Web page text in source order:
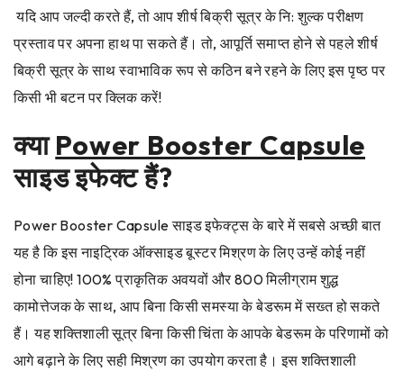
यदि आप जल्दी करते हैं, तो आप शीर्ष बिक्री सूत्र के नि: शुल्क परीक्षण
प्रस्ताव पर अपना हाथ पा सकते हैं। तो, आपूर्ति समाप्त होने से पहले शीर्ष
बिक्री सूत्र के साथ स्वाभाविक रूप से कठिन बने रहने के लिए इस पृष्ठ पर
किसी भी बटन पर क्लिक करें!
क्याPower Booster Capsule
साइड इफेक्ट हैं?
Power Booster Capsule साइड इफेक्ट्स के बारे में सबसे अच्छी बात
यह है कि इस नाइट्रिक ऑक्साइड बूस्टर मिश्रण के लिए उन्हें कोई नहीं
होना चाहिए! 100% प्राकृतिक अवयवों और 800 मिलीग्राम शुद्ध
कामोत्तेजक के साथ, आप बिना किसी समस्या के बेडरूम में सख्त हो सकते
हैं। यह शक्तिशाली सूत्र बिना किसी चिंता के आपके बेडरूम के परिणामों को
आगे बढ़ाने के लिए सही मिश्रण का उपयोग करता है। इस शक्तिशाली